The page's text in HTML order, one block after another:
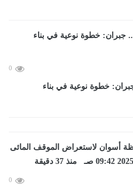
0
خطوة نوعية في بناء
0